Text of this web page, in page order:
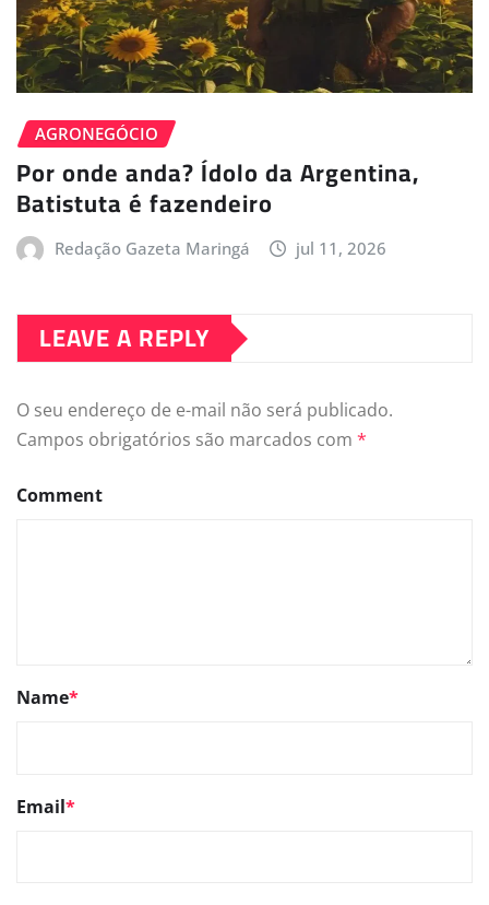
AGRONEGÓCIO
Por onde anda? Ídolo da Argentina,
Batistuta é fazendeiro
Redação Gazeta Maringá jul 11, 2026
LEAVE A REPLY
O seu endereço de e-mail não será publicado.
Campos obrigatórios são marcados com *
Comment
Name*
Email*